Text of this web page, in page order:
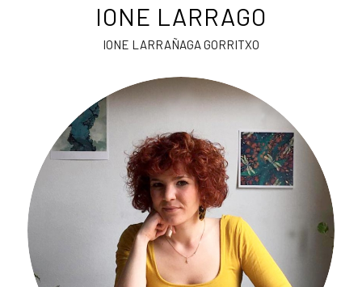
IONE LARRAGO
IONE LARRAÑAGA GORRITXO